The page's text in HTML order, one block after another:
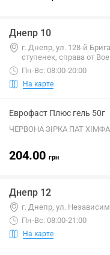
Днепр 10
г. Днепр, ул. 128-й
ступенек, справа от
Пн-Вс: 08:00-20:00
На карте
Еврофаст Плюс гель 50г
ЧЕРВОНА ЗІРКА ПАТ
204.00 грн
Днепр 12
г. Днепр, ул.
Пн-Вс: 08:00-21:00
На карте